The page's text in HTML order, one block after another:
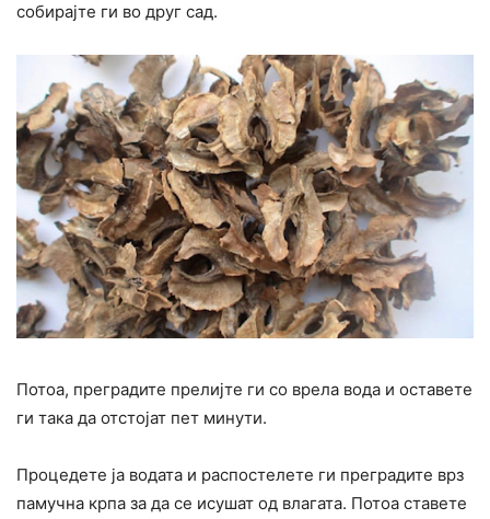
собирајте ги во друг сад.
Потоа, преградите прелијте ги со врела вода и оставете
ги така да отстојат пет минути.
Процедете ја водата и распостелете ги преградите врз
памучна крпа за да се исушат од влагата. Потоа ставете